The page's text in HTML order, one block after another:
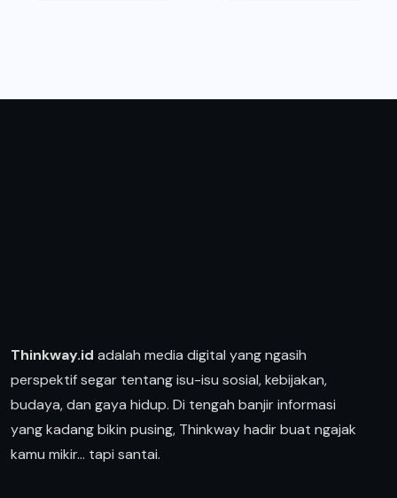
Thinkway.id adalah media digital yang ngasih
perspektif segar tentang isu-isu sosial, kebijakan,
budaya, dan gaya hidup. Di tengah banjir informasi
yang kadang bikin pusing, Thinkway hadir buat ngajak
kamu mikir… tapi santai.